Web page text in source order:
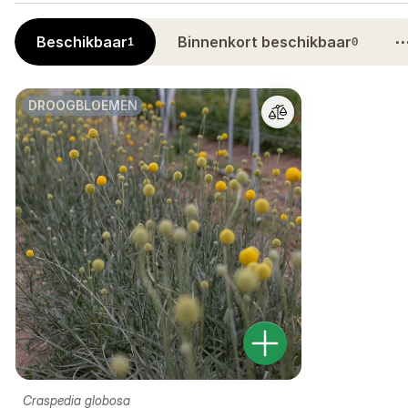
Beschikbaar1 Binnenkort beschikbaar0
DROOGBLOEMEN
Craspedia globosa